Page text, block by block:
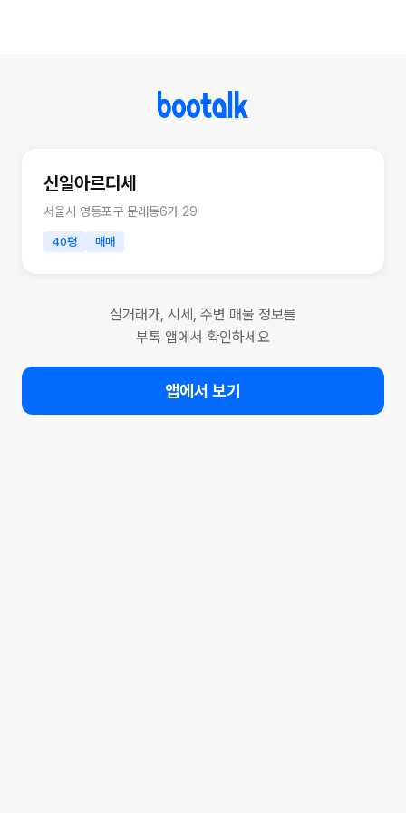
신일아르디세
서울시 영등포구 문래동6가 29
40평 매매
실거래가, 시세, 주변 매물 정보를
부톡 앱에서 확인하세요
앱에서 보기